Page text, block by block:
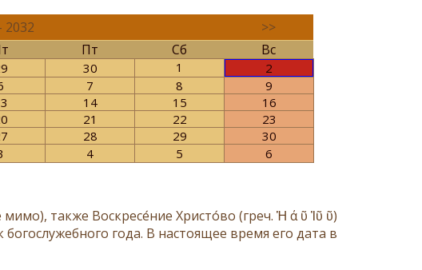
>>
Пт Сб Вс
30 1
2
7 8
9
14 15
16
21 22
23
28 29
30
4 5 6
года. В настоящее время его дата в